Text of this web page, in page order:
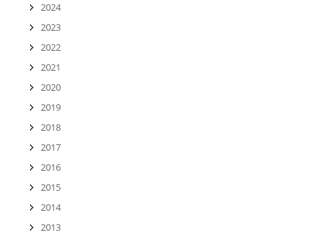
2024
2023
2022
2021
2020
2019
2018
2017
2016
2015
2014
2013